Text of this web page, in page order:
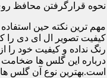
نحوه قرارگرفتن محافظ
مهم ترین نکته حین
کیفیت تصویر ال ای دی را
رنگ نداده و کیفیت خود را
درباره این گلس ها ضخامت
است.بهترین نوع آن گلس های با